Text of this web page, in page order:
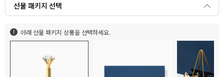
선물 패키지 선택
아래 선물 패키지 상품을 선택하세요.